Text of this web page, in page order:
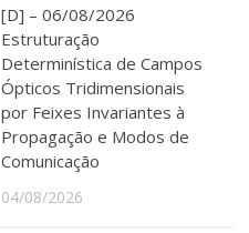
[D] – 06/08/2026
Estruturação
Determinística de Campos
Ópticos Tridimensionais
por Feixes Invariantes à
Propagação e Modos de
Comunicação
04/08/2026